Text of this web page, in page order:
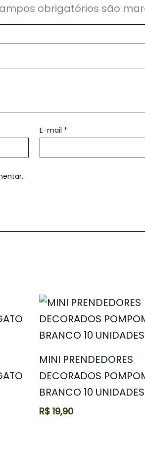
obrigatórios são
E-mail *
MINI PRENDEDORES
DECORADOS
BRANCO 10 UNIDADES
R$ 19,90